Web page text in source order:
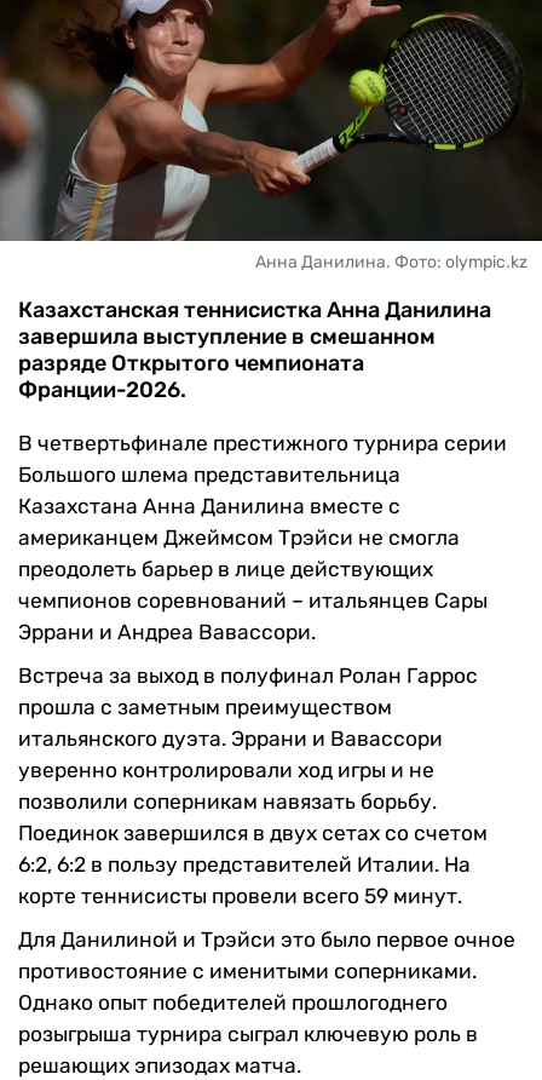
ВЕЛОСПОРТ
ЧМ-2026
ДРУГИЕ
БУКМЕКЕРЫ
Анна Данилина. Фото: olympic.kz
Казахстанская теннисистка Анна Данилина
завершила выступление в смешанном
разряде Открытого чемпионата
Франции-2026.
В четвертьфинале престижного турнира серии
Большого шлема представительница
Казахстана Анна Данилина вместе с
американцем Джеймсом Трэйси не смогла
преодолеть барьер в лице действующих
чемпионов соревнований – итальянцев Сары
Эррани и Андреа Вавассори.
Встреча за выход в полуфинал Ролан Гаррос
прошла с заметным преимуществом
итальянского дуэта. Эррани и Вавассори
уверенно контролировали ход игры и не
позволили соперникам навязать борьбу.
Поединок завершился в двух сетах со счетом
6:2, 6:2 в пользу представителей Италии. На
корте теннисисты провели всего 59 минут.
Для Данилиной и Трэйси это было первое очное
противостояние с именитыми соперниками.
Однако опыт победителей прошлогоднего
розыгрыша турнира сыграл ключевую роль в
решающих эпизодах матча.